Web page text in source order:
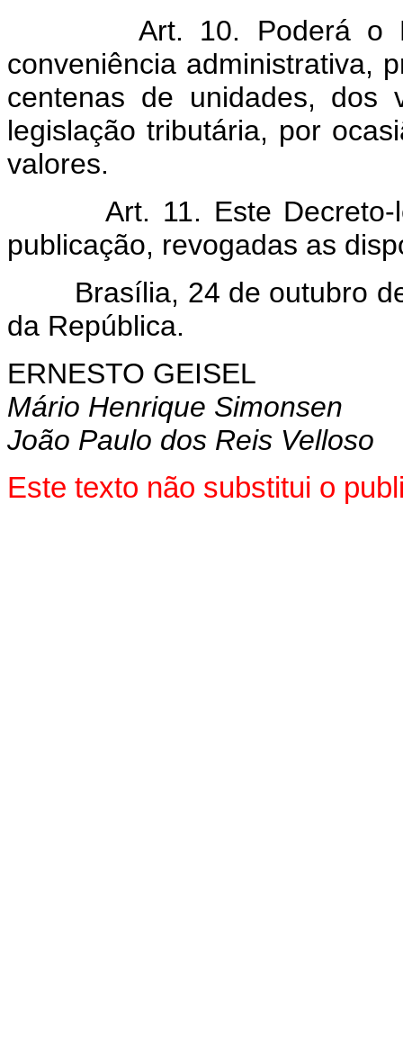
Art. 10. Poderá o
conveniência administrativa,
centenas de unidades, dos
legislação tributária, por
valores.
Art. 11. Este Decreto-lei
publicação, revogadas as
Brasília, 24 de outubro de
da República.
ERNESTO GEISEL
Mário Henrique Simonsen
João Paulo dos Reis Velloso
Este texto não substitui o